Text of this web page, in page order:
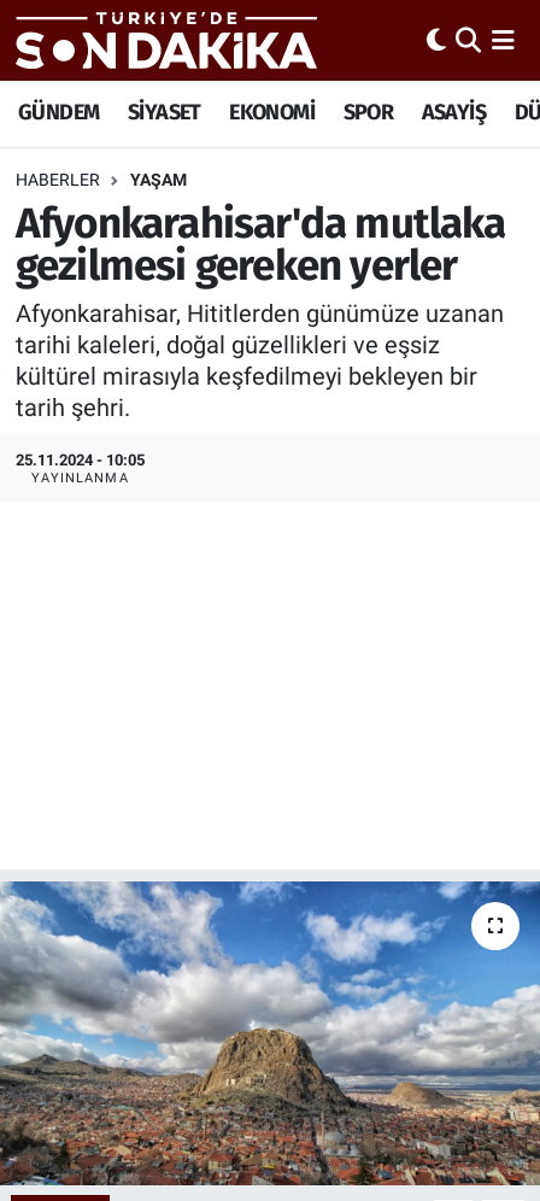
GÜNDEM SİYASET EKONOMİ SPOR ASAYİŞ
HABERLER YAŞAM
Afyonkarahisar'da mutlaka
gezilmesi gereken yerler
Afyonkarahisar, Hititlerden günümüze uzanan
tarihi kaleleri, doğal güzellikleri ve eşsiz
kültürel mirasıyla keşfedilmeyi bekleyen bir
tarih şehri.
25.11.2024 - 10:05
YAYINLANMA
Trafik Durumu
Süper Lig Puan Durumu ve Fikstür
Tüm Manşetler
Son Dakika Haberleri
Haber Arşivi